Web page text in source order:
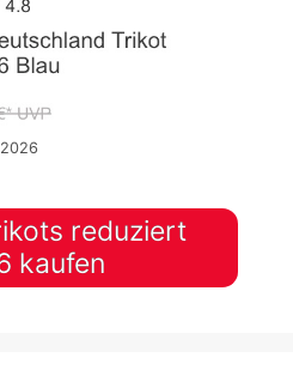
reduziert
kaufen